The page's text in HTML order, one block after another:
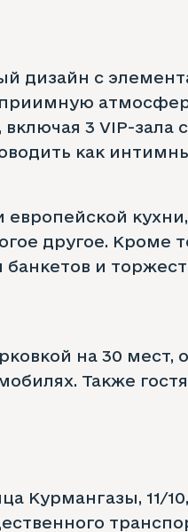
дизайн с
3 VIP-зала
как
кухни,
другое. Кроме
банкетов и
на 30 мест,
Также
Курмангазы, 11/